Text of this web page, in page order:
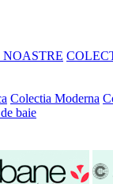
Colectia Moderna
baie